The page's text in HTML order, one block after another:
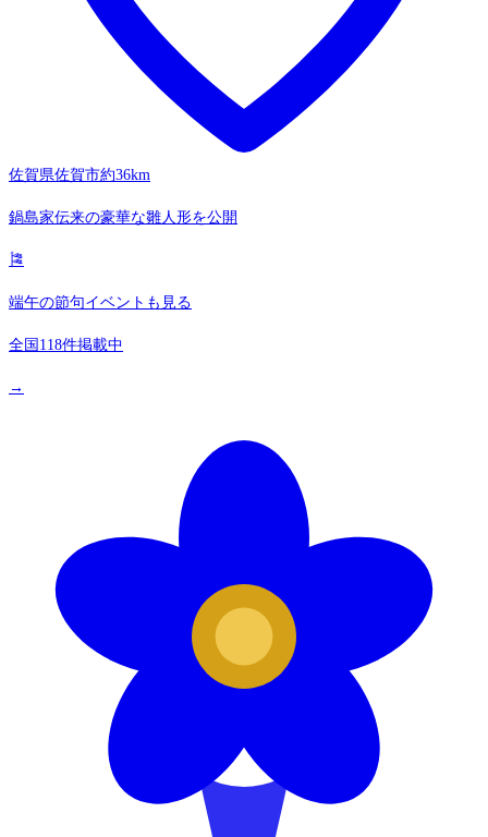
佐賀県佐賀市約36km
鍋島家伝来の豪華な雛人形を公開
🎏
端午の節句イベントも見る
全国118件掲載中
→